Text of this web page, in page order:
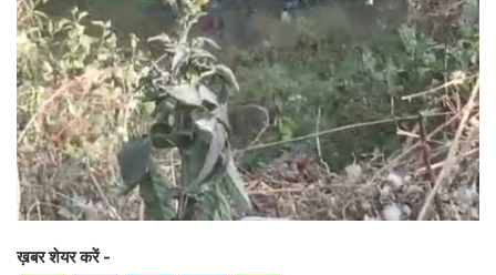
ख़बर शेयर करें -